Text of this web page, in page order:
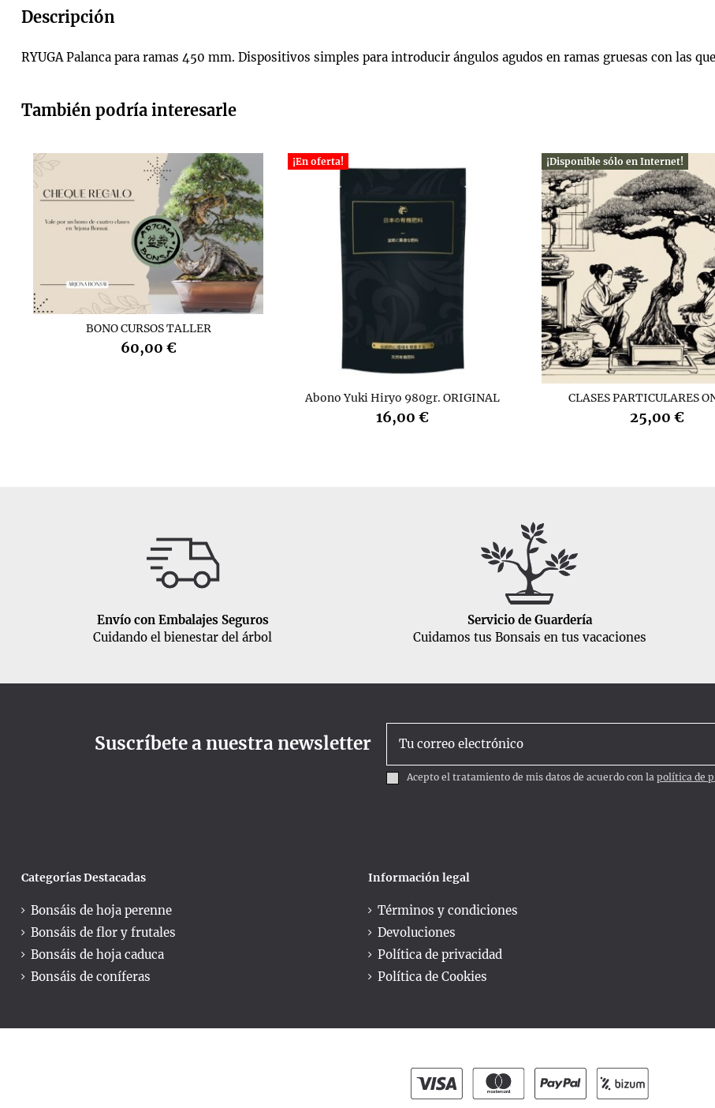
Descripción
RYUGA Palanca para ramas 450 mm. Dispositivos simples para introducir ángulos agudos en ramas gruesas con las
También podría interesarle
BONO CURSOS TALLER
60,00 €
¡En oferta!
Abono Yuki Hiryo 980gr. ORIGINAL
16,00 €
¡Disponible sólo en Internet!
CLASES PARTICULARES
25,00 €
Envío con Embalajes Seguros
Cuidando el bienestar del árbol
Servicio de Guardería
Cuidamos tus Bonsais en tus vacaciones
Suscríbete a nuestra newsletter
Acepto el tratamiento de mis datos de acuerdo con lapolítica de
Categorías Destacadas
Bonsáis de hoja perenne
Bonsáis de flor y frutales
Bonsáis de hoja caduca
Bonsáis de coníferas
Información legal
Términos y condiciones
Devoluciones
Política de privacidad
Política de Cookies